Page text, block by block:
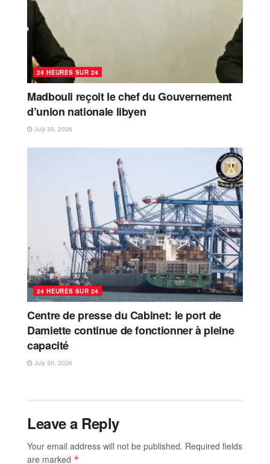
24 HEURES SUR 24
Madbouli reçoit le chef du Gouvernement
d’union nationale libyen
July 30, 2026
24 HEURES SUR 24
Centre de presse du Cabinet: le port de
Damiette continue de fonctionner à pleine
capacité
July 30, 2026
Leave a Reply
Your email address will not be published. Required fields
are marked *